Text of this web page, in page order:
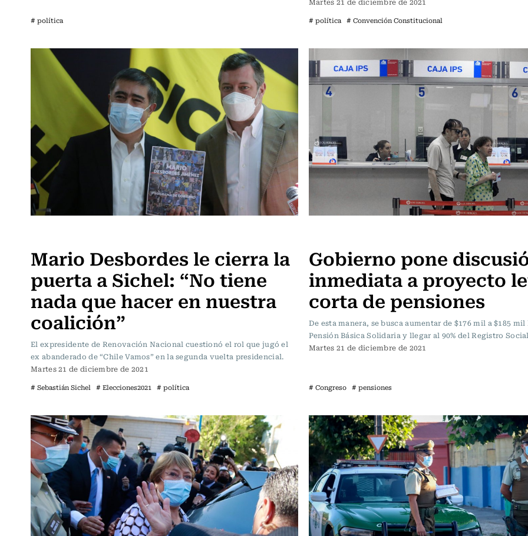
# política # política # Convención Constitucional
Mario Desbordes le cierra la
puerta a Sichel: “No tiene
nada que hacer en nuestra
coalición”
El expresidente de Renovación Nacional cuestionó el rol que jugó el
ex abanderado de “Chile Vamos” en la segunda vuelta presidencial.
Martes 21 de diciembre de 2021
# Sebastián Sichel # Elecciones2021 # política
Gobierno pone
inmediata a proyecto
corta de pensiones
De esta manera, se busca aumentar de $176 mil a $185
Pensión Básica Solidaria y llegar al 90% del Registro
Martes 21 de diciembre de 2021
# Congreso # pensiones